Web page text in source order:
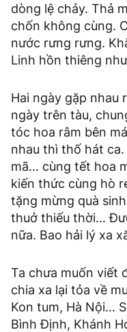
dòng lệ chảy. Thả
chốn không cùng.
nước rưng rưng.
Linh hồn thiêng
Hai ngày gặp nhau
ngày trên tàu,
tóc hoa râm bên
nhau thì thố hát
mã… cùng tết hoa
kiến thức cùng hò
tặng mừng quà
thuở thiếu thời…
nữa. Bao hải lý xa
Ta chưa muốn viết
chia xa lại tỏa về
Kon tum, Hà Nội…
Bình Định, Khánh